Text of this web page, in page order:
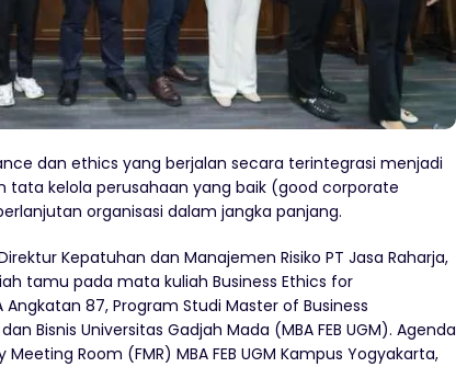
dan ethics yang berjalan secara terintegrasi menjadi
kelola perusahaan yang baik (good corporate
organisasi dalam jangka panjang.
Kepatuhan dan Manajemen Risiko PT Jasa Raharja,
tamu pada mata kuliah Business Ethics for
Angkatan 87, Program Studi Master of Business
dan Bisnis Universitas Gadjah Mada (MBA FEB UGM). Agenda
Room (FMR) MBA FEB UGM Kampus Yogyakarta,